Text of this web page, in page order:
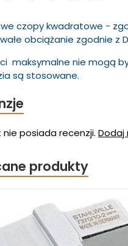
czopy kwadratowe -
obciążanie zgodnie z
maksymalne nie mogą
są stosowane.
nie posiada recenzji. Dodaj
produkty